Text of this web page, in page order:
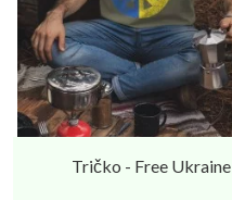
Tričko - Free Ukraine